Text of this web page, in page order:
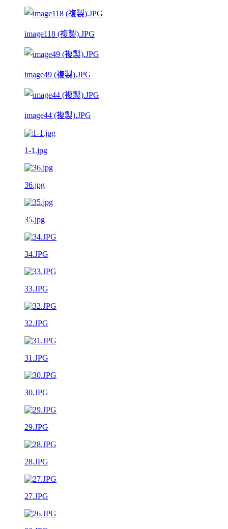
image118 (複製).JPG
image49 (複製).JPG
image44 (複製).JPG
1-1.jpg
36.jpg
35.jpg
34.JPG
33.JPG
32.JPG
31.JPG
30.JPG
29.JPG
28.JPG
27.JPG